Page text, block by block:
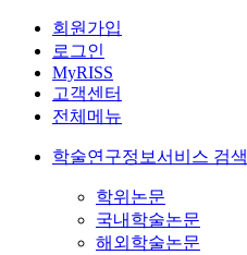
회원가입
로그인
MyRISS
고객센터
전체메뉴
학술연구정보서비스 검색
학위논문
국내학술논문
해외학술논문